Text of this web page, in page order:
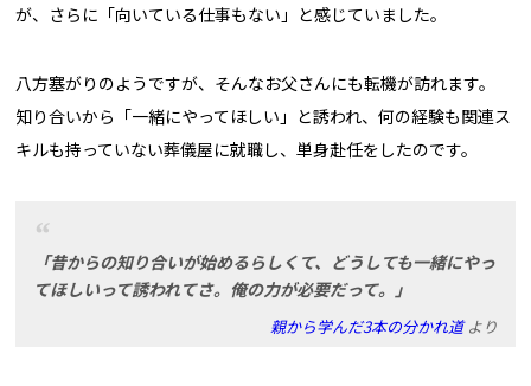
が、さらに「向いている仕事もない」と感じていました。
八方塞がりのようですが、そんなお父さんにも転機が訪れます。
知り合いから「一緒にやってほしい」と誘われ、何の経験も関連ス
キルも持っていない葬儀屋に就職し、単身赴任をしたのです。
「昔からの知り合いが始めるらしくて、どうしても一緒にやっ
てほしいって誘われてさ。俺の力が必要だって。」
親から学んだ3本の分かれ道より